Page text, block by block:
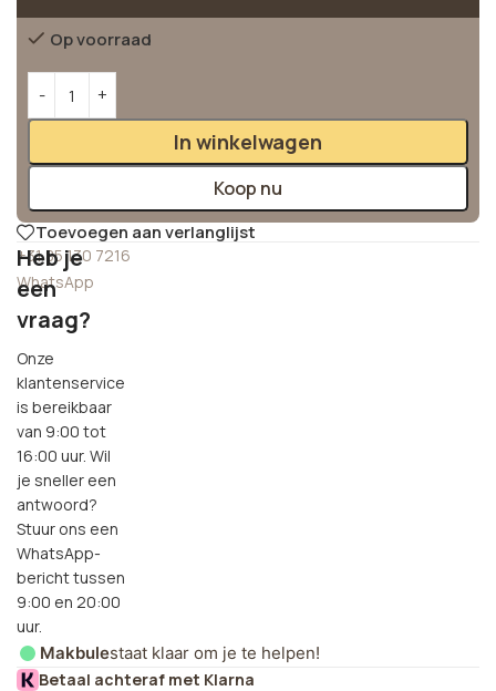
Op voorraad
In winkelwagen
Koop nu
Toevoegen aan verlanglijst
+31 85 130 7216
WhatsApp
Heb je
een
vraag?
Onze
klantenservice
is bereikbaar
van 9:00 tot
16:00 uur. Wil
je sneller een
antwoord?
Stuur ons een
WhatsApp-
bericht tussen
9:00 en 20:00
uur.
Makbulestaat klaar om je te helpen!
Betaal achteraf met Klarna